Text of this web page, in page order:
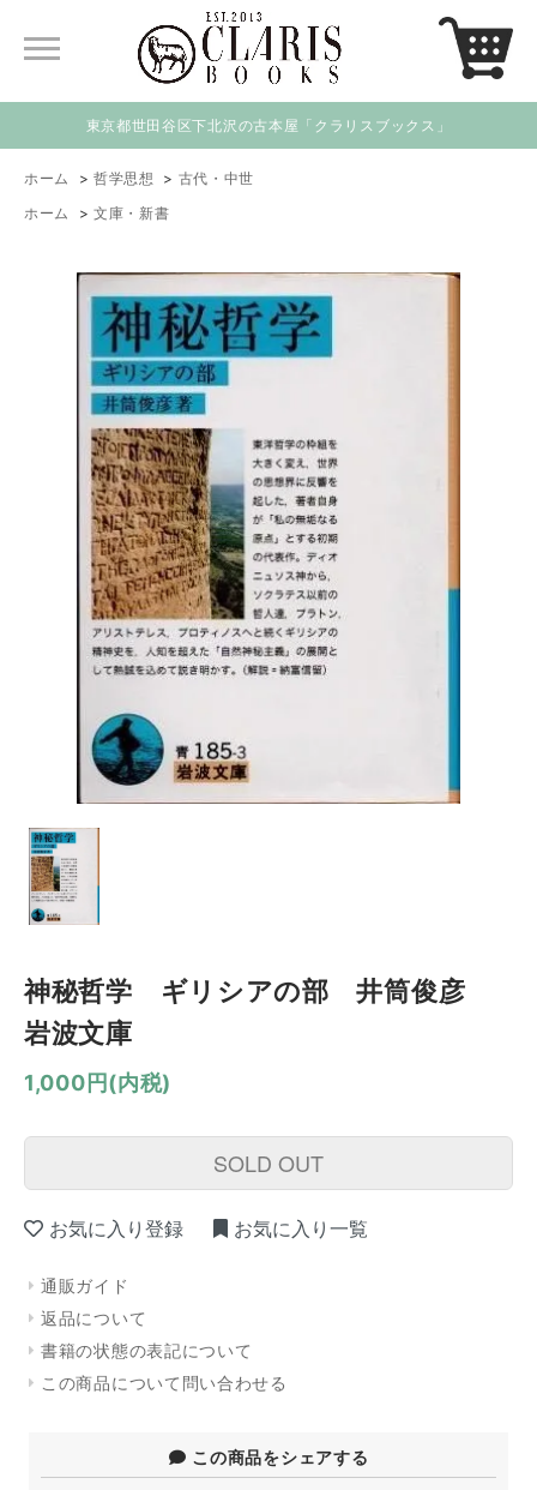
東京都世田谷区下北沢の古本屋「クラリスブックス」
ホーム > 哲学思想 > 古代・中世
ホーム
> 文庫・新書
神秘哲学 ギリシアの部 井筒俊彦
岩波文庫
1,000円(内税)
SOLD OUT
お気に入り登録 お気に入り一覧
通販ガイド
返品について
書籍の状態の表記について
この商品について問い合わせる
この商品をシェアする